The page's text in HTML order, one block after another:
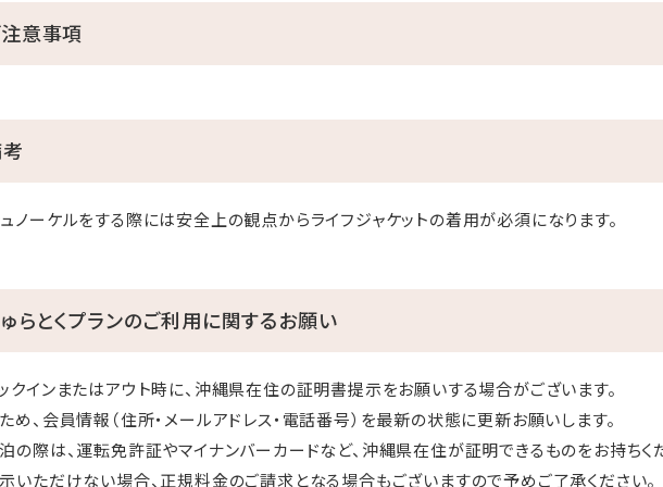
意事項
ノーケルをする際には安全上の観点からライフジャケットの着用が必須になります。
らとくプランのご利用に関するお願い
クインまたはアウト時に、沖縄県在住の証明書提示をお願いする場合がございます。
め、会員情報（住所・メールアドレス・電話番号）を最新の状態に更新お願いします。
の際は、運転免許証やマイナンバーカードなど、沖縄県在住が証明できるものをお持ちく
いただけない場合、正規料金のご請求となる場合もございますので予めご了承ください。